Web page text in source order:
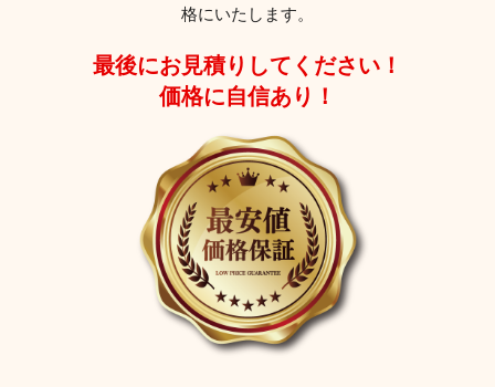
格にいたします。
最後にお見積りしてください！
価格に自信あり！